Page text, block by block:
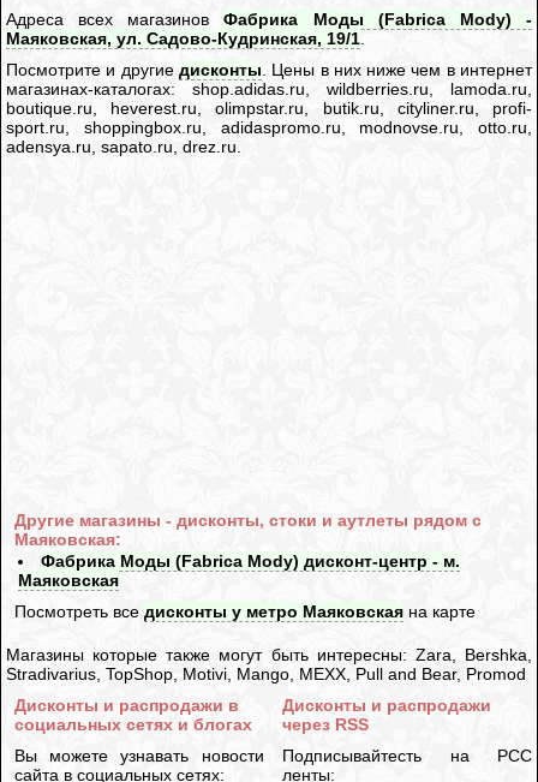
Адреса всех магазиновФабрика Моды (Fabrica Mody) -
Маяковская, ул. Садово-Кудринская, 19/1.
Посмотрите и другие дисконты. Цены в них ниже чем в интернет
магазинах-каталогах: shop.adidas.ru, wildberries.ru, lamoda.ru,
boutique.ru, heverest.ru, olimpstar.ru, butik.ru, cityliner.ru, profi-
sport.ru, shoppingbox.ru, adidaspromo.ru, modnovse.ru, otto.ru,
adensya.ru, sapato.ru, drez.ru.
Другие магазины - дисконты, стоки и аутлеты рядом с
Маяковская:
Фабрика Моды (Fabrica Mody) дисконт-центр - м.
Маяковская
Посмотреть вседисконты у метро Маяковская на карте
Магазины которые также могут быть интересны: Zara, Bershka,
Stradivarius, TopShop, Motivi, Mango, MEXX, Pull and Bear, Promod
Дисконты и распродажи в
социальных сетях и блогах
Вы можете узнавать новости
сайта в социальных сетях:
Дисконты и распродажи
через RSS
Подписывайтесть на РСС
ленты: